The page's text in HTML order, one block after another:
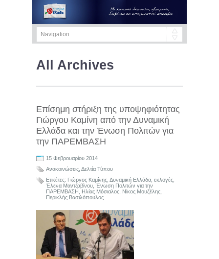
All Archives
Επίσημη στήριξη της υποψηφιότητας
Γιώργου Καμίνη από την Δυναμική
Ελλάδα και την Ένωση Πολιτών για
την ΠΑΡΕΜΒΑΣΗ
15 Φεβρουαρίου 2014
Ανακοινώσεις Δελτία Τύπου
Ετικέτες: Γιώργος Καμίνης Δυναμική Ελλάδα εκλογές
Έλενα Μαντζαβίνου Ένωση Πολιτών για την
ΠΑΡΕΜΒΑΣΗ
Ηλίας Μόσιαλος Νίκος Μουζέλης
Περικλής Βασιλόπουλος